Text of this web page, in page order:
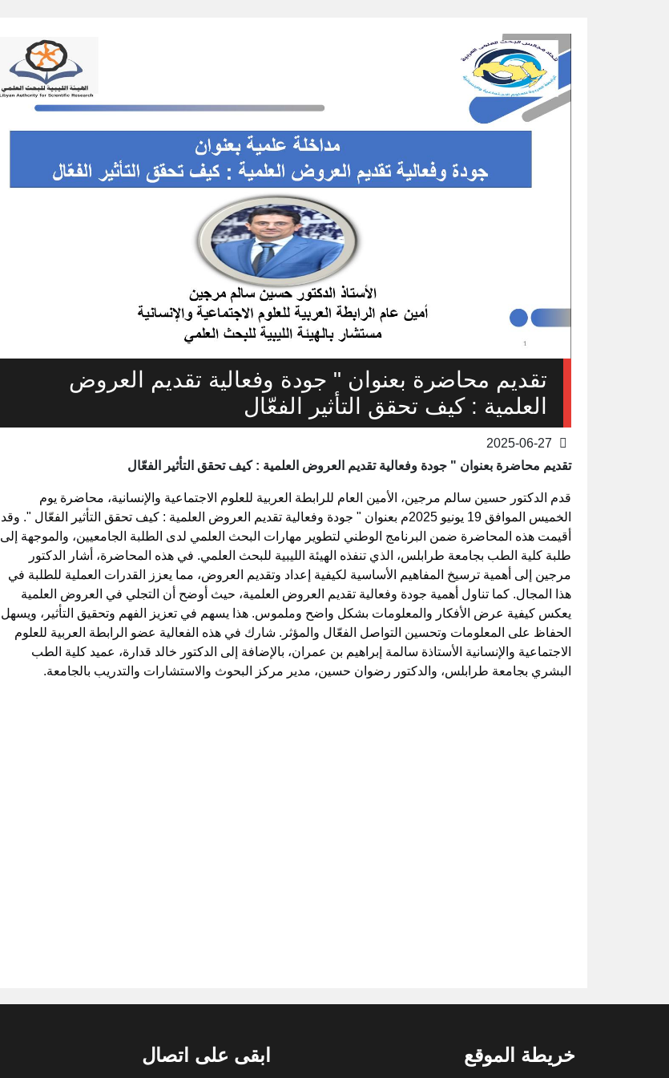
تقديم محاضرة بعنوان " جودة وفعالية تقديم العروض
العلمية : كيف تحقق التأثير الفعّال
تقديم محاضرة بعنوان " جودة وفعالية تقديم العروض العلمية : كيف تحقق التأثير الفعّال
قدم الدكتور حسين سالم مرجين، الأمين العام للرابطة العربية للعلوم الاجتماعية والإنسانية، محاضرة يوم
الخميس الموافق 19 يونيو 2025م بعنوان " جودة وفعالية تقديم العروض العلمية : كيف تحقق التأثير الفعّال ". وقد
أقيمت هذه المحاضرة ضمن البرنامج الوطني لتطوير مهارات البحث العلمي لدى الطلبة الجامعيين، والموجهة إلى
طلبة كلية الطب بجامعة طرابلس، الذي تنفذه الهيئة الليبية للبحث العلمي. في هذه المحاضرة، أشار الدكتور
مرجين إلى أهمية ترسيخ المفاهيم الأساسية لكيفية إعداد وتقديم العروض، مما يعزز القدرات العملية للطلبة في
هذا المجال. كما تناول أهمية جودة وفعالية تقديم العروض العلمية، حيث أوضح أن التجلي في العروض العلمية
يعكس كيفية عرض الأفكار والمعلومات بشكل واضح وملموس. هذا يسهم في تعزيز الفهم وتحقيق التأثير، ويسهل
الحفاظ على المعلومات وتحسين التواصل الفعّال والمؤثر. شارك في هذه الفعالية عضو الرابطة العربية للعلوم
الاجتماعية والإنسانية الأستاذة سالمة إبراهيم بن عمران، بالإضافة إلى الدكتور خالد قدارة، عميد كلية الطب
البشري بجامعة طرابلس، والدكتور رضوان حسين، مدير مركز البحوث والاستشارات والتدريب بالجامعة.
خريطة الموقع ابقى على اتصال